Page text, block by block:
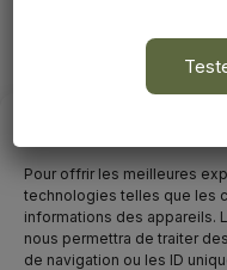
Pour offrir les meilleures
technologies telles que les
informations des appareils.
nous permettra de traiter
de navigation ou les ID